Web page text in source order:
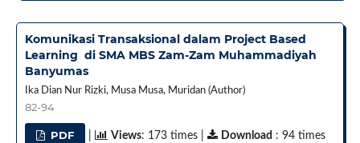
Komunikasi Transaksional dalam Project Based
Learning di SMA MBS Zam-Zam Muhammadiyah
Banyumas
Ika Dian Nur Rizki, Musa Musa, Muridan (Author)
82-94
PDF Views: 173 times | Download : 94 times